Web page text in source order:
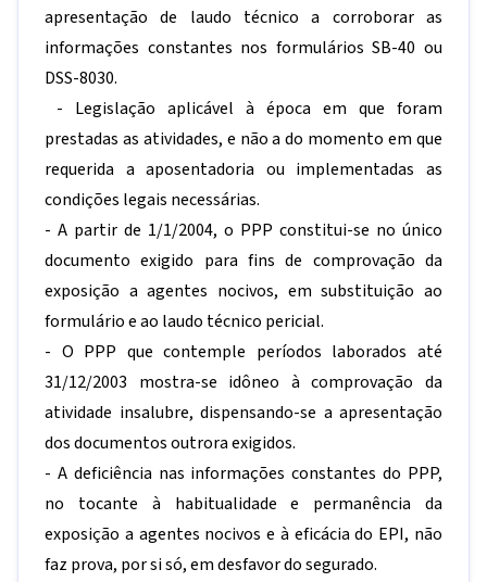
apresentação de laudo técnico a corroborar as
informações constantes nos formulários SB-40 ou
DSS-8030.
- Legislação aplicável à época em que foram
prestadas as atividades, e não a do momento em que
requerida a aposentadoria ou implementadas as
condições legais necessárias.
- A partir de 1/1/2004, o PPP constitui-se no único
documento exigido para fins de comprovação da
exposição a agentes nocivos, em substituição ao
formulário e ao laudo técnico pericial.
- O PPP que contemple períodos laborados até
31/12/2003 mostra-se idôneo à comprovação da
atividade insalubre, dispensando-se a apresentação
dos documentos outrora exigidos.
- A deficiência nas informações constantes do PPP,
no tocante à habitualidade e permanência da
exposição a agentes nocivos e à eficácia do EPI, não
faz prova, por si só, em desfavor do segurado.